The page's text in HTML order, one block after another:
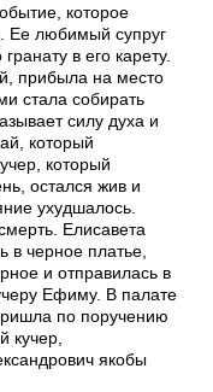
которое
Ее любимый супруг
в его карету.
прибыла на место
стала собирать
силу духа и
который
который
остался жив и
ухудшалось.
Елисавета
в черное платье,
и отправилась в
Ефиму. В палате
по поручению
кучер,
якобы